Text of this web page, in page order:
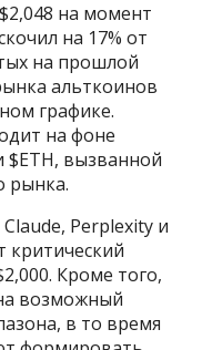
на момент
на 17% от
на прошлой
альткоинов
графике.
на фоне
$ETH, вызванной
рынка.
Perplexity и
критический
Кроме того,
возможный
в то время